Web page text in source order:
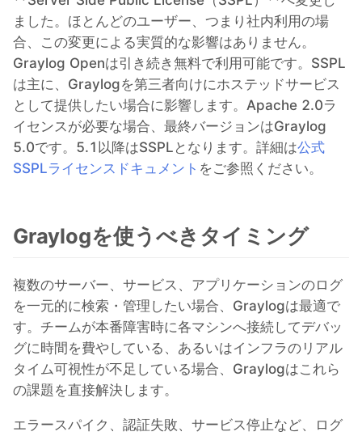
ました。ほとんどのユーザー、つまり社内利用の場
合、この変更による実質的な影響はありません。
Graylog Openは引き続き無料で利用可能です。SSPL
は主に、Graylogを第三者向けにホステッドサービス
として提供したい場合に影響します。Apache 2.0ラ
イセンスが必要な場合、最終バージョンはGraylog
5.0です。5.1以降はSSPLとなります。詳細は公式
SSPLライセンスドキュメント をご参照ください。
Graylogを使うべきタイミング
複数のサーバー、サービス、アプリケーションのログ
を一元的に検索・管理したい場合、Graylogは最適で
す。チームが本番障害時に各マシンへ接続してデバッ
グに時間を費やしている、あるいはインフラのリアル
タイム可視性が不足している場合、Graylogはこれら
の課題を直接解決します。
エラースパイク、認証失敗、サービス停止など、ログ